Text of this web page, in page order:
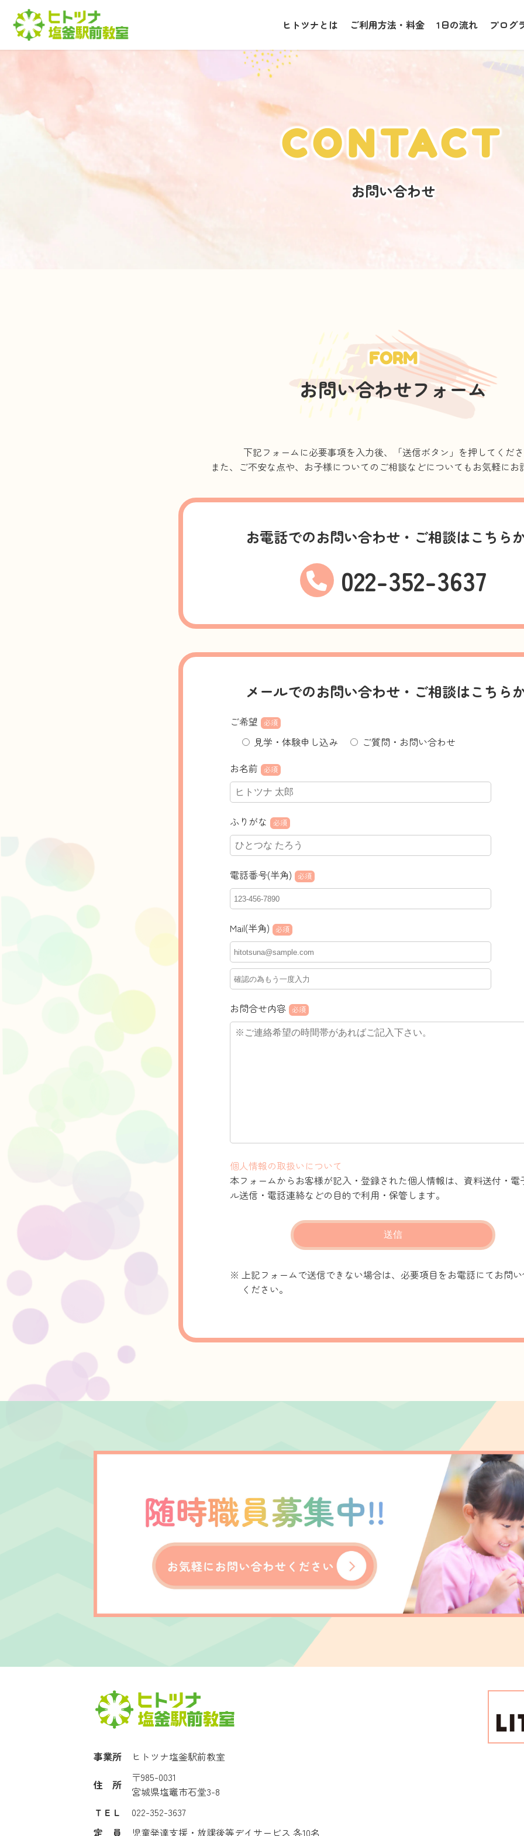
ヒトツナとは ご利用方法・料金 1日の流れ プログ
CONTACT
お問い合わせ
FORM
お問い合わせフォーム
下記フォームに必要事項を入力後、「送信ボタン」を押してくださ
また、ご不安な点や、お子様についてのご相談などについてもお気軽にお
お電話でのお問い合わせ・ご相談はこちら
022-352-3637
メールでのお問い合わせ・ご相談はこちら
ご希望 必須
見学・体験申し込み
ご質問・お問い合わせ
お名前
必須
ふりがな 必須
電話番号(半角) 必須
Mail(半角) 必須
お問合せ内容 必須
個人情報の取扱いについて
本フォームからお客様が記入・登録された個人情報は、資料送付・電
ル送信・電話連絡などの目的で利用・保管します。
上記フォームで送信できない場合は、必要項目をお電話にてお問
ください。
事業所
ヒトツナ塩釜駅前教室
住 所
〒985-0031
宮城県塩竈市石堂3-8
ＴＥＬ
022-352-3637
定 員
児童発達支援・放課後等デイサービス 各10名